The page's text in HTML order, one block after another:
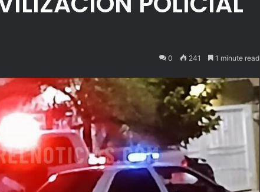
0 241 1 minute read